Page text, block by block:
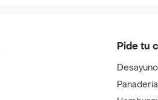
Pide tu